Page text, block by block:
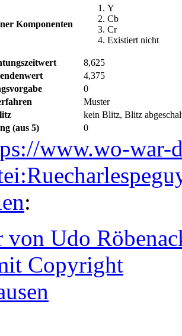
Komponenten
Y
Cb
Cr
Existiert nicht
8,625
4,375
0
Muster
kein Blitz, Blitz
(aus 5)
0
www.wo-war-
:
von Udo
Copyright